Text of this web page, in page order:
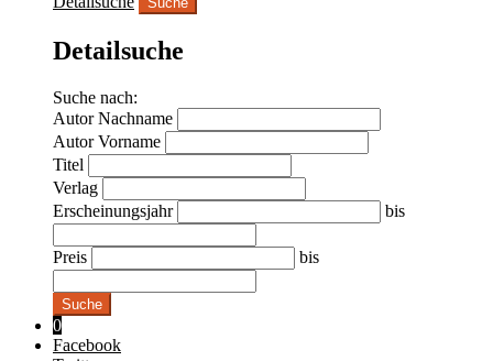
Detailsuche
Suche nach:
Autor Nachname
Autor Vorname
Titel
Verlag
Erscheinungsjahr
bis
Preis bis
Suche
0
Facebook